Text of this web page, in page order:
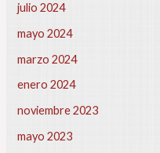
julio 2024
mayo 2024
marzo 2024
enero 2024
noviembre 2023
mayo 2023